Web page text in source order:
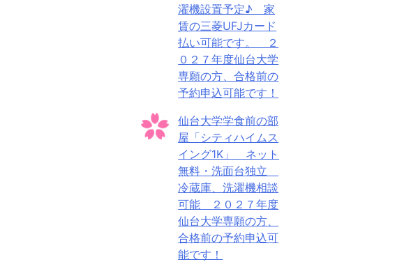
濯機設置予定♪ 家
賃の三菱UFJカード
払い可能です。 ２
０２７年度仙台大学
専願の方、合格前の
予約申込可能です！
仙台大学学食前の部
屋「シティハイムス
イング1K」 ネット
無料・洗面台独立
冷蔵庫、洗濯機相談
可能 ２０２７年度
仙台大学専願の方、
合格前の予約申込可
能です！